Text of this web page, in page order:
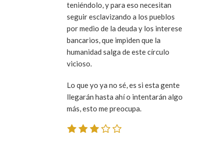
teniéndolo, y para eso necesitan
seguir esclavizando a los pueblos
por medio de la deuda y los interese
bancarios, que impiden que la
humanidad salga de este círculo
vicioso.
Lo que yo ya no sé, es si esta gente
llegarán hasta ahí o intentarán algo
más, esto me preocupa.